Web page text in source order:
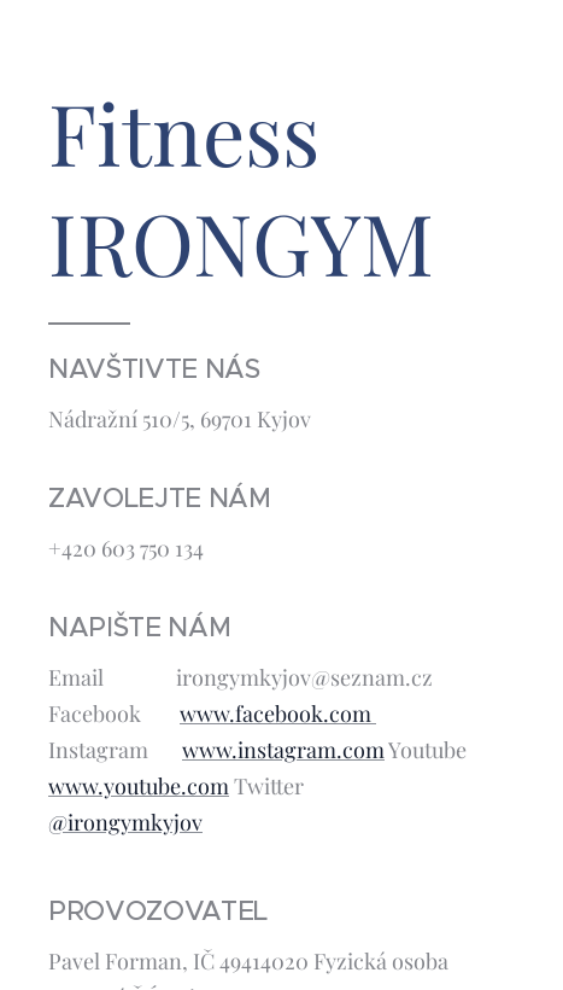
Fitness
IRONGYM
NAVŠTIVTE NÁS
Nádražní 510/5, 69701 Kyjov
ZAVOLEJTE NÁM
+420 603 750 134
NAPIŠTE NÁM
Email irongymkyjov@seznam.cz
Facebook www.facebook.com
Instagram www.instagram.comYoutube
www.youtube.comTwitter
@irongymkyjov
PROVOZOVATEL
Pavel Forman, IČ 49414020 Fyzická osoba